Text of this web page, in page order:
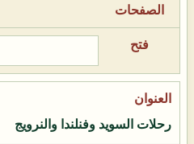
رحلات السويد وفنلندا والنرويج